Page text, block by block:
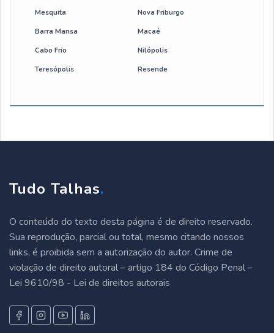
manutenção preventiva em talhas e pontes rolantes
talha elétrica para ponte rolante
talha de corrente 1000 kg
talha de corrente 5 toneladas
Mesquita Nova Friburgo
Barra Mansa Macaé
Cabo Frio Nilópolis
Teresópolis Resende
Tudo Talhas.
O conteúdo do texto desta página é de direito reservado.
Sua reprodução, parcial ou total, mesmo citando nossos
links, é proibida sem a autorização do autor. Crime de
violação de direito autoral – artigo 184 do Código Penal –
Lei 9610/98 - Lei de direitos autorais